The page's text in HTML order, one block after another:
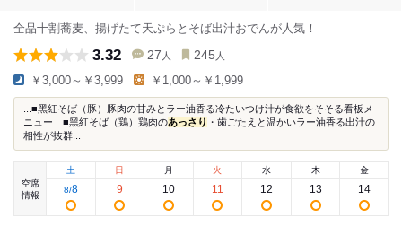
全品十割蕎麦、揚げたて天ぷらとそば出汁おでんが人気！
3.32 27 人 245 人
￥3,000～￥3,999 ￥1,000～￥1,999
...■黑紅そば（豚）豚肉の甘みとラー油香る冷たいつけ汁が食欲をそそる看板メ
ニュー ■黑紅そば（鶏）鶏肉のあっさり ・歯ごたえと温かいラー油香る出汁の
相性が抜群...
空席
情報
土
8/8
日
9
月
10
火
11
水
12
木
13
金
14